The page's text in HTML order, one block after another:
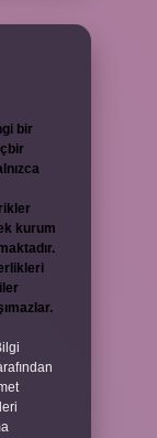
bir
kurum